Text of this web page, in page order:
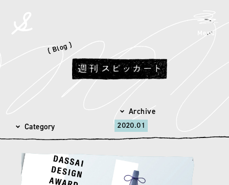
| スピッカート
メニ
Menu
( Blog )
Category
カテゴリを選択 2020.01
Archive
月別アーカイブを選択